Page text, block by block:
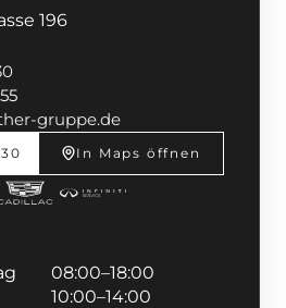
196
gruppe.de
In Maps öffnen
08:00–18:00